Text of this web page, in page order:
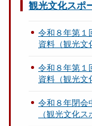
観光文化スポ
令和８年第１
資料（観光文
令和８年第１
資料（観光文
令和８年閉会
（観光文化ス